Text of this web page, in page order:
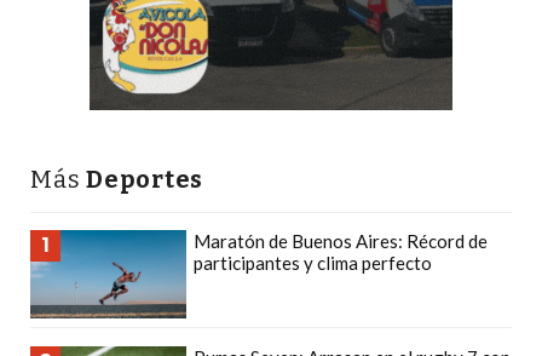
PERGAMINO:
COMPRAR
GIMNASIO
PERGAMINO
CREAR
TIENDA
ONLINE
Más Deportes
1
Maratón de Buenos Aires: Récord de
participantes y clima perfecto